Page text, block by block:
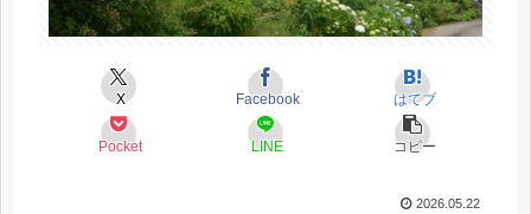
X Facebook はてブ
Pocket LINE コピー
2026.05.22